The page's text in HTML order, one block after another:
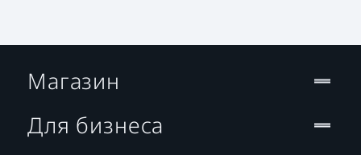
Магазин
Для бизнеса